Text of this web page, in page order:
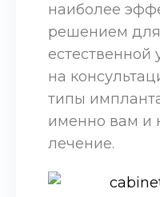
наиболее
решением
естественной
на
типы
именно вам и
лечение.